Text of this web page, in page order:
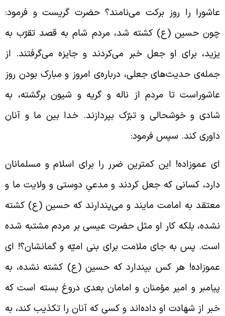
را روز برکت می‌نامند؟ حضرت گریست و فرمود:
حسین (ع) کشته شد، مردم شام به قصد تقرّب به
برای او جعل خبر می‌کردند و جایزه می‌گرفتند. از
حدیث‌های جعلی، درباره‌ی امروز و مبارک بودن روز
تا مردم از ناله و گریه و شیون برگشته، به
و خوشحالی و تبرّک بپردازند. خدا بین ما و آنان
کند. سپس فرمود:
عموزاده! این کمترین ضرر را برای اسلام و مسلمانان
کسانی که جعل کردند و مدعیِ دوستی و ولایت ما و
به امامت مایند و می‌پندارند که حسین (ع) کشته
بلکه کار او مثل حضرت عیسی بر مردم مشتبه شده
پس به جای ملامت برای بنی امیّه و گمانشان؟! ای
هر کس بپندارد که حسین (ع) کشته نشده، به
و امیر مؤمنان و امامان بعدی دروغ بسته است که
از شهادت او داده‌اند و کسی که آنان را تکذیب کند، به